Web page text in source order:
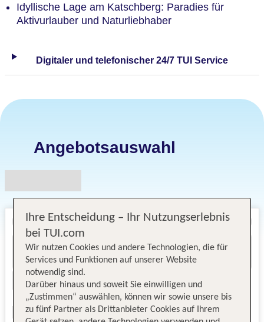
Idyllische Lage am Katschberg: Paradies für
Aktivurlauber und Naturliebhaber
Digitaler und telefonischer 24/7 TUI Service
Angebotsauswahl
Ihre Entscheidung – Ihr Nutzungserlebnis
bei TUI.com
Wir nutzen Cookies und andere Technologien, die für
Services und Funktionen auf unserer Website
notwendig sind.
Darüber hinaus und soweit Sie einwilligen und
„Zustimmen“ auswählen, können wir sowie unsere bis
zu fünf Partner als Drittanbieter Cookies auf Ihrem